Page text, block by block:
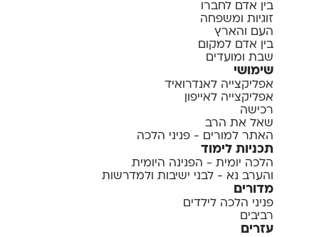
בין אדם לחברו
זוגיות ומשפחה
העם והארץ
בין אדם למקום
שבת ומועדים
שימושי
אפליקצייה לאנדרואיד
אפליקצייה לאייפון
רכישה
שאל את הרב
האתר למורים - פניני הלכה
תכניות לימוד
הלכה יומית - הפנינה היומית
והערב נא - לבני ישיבות ולמדרשות
מדורים
פניני הלכה לילדים
רביבים
עזרים